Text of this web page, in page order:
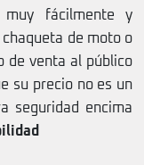
fácilmente y
de moto o
de venta al público
su precio no es un
seguridad encima